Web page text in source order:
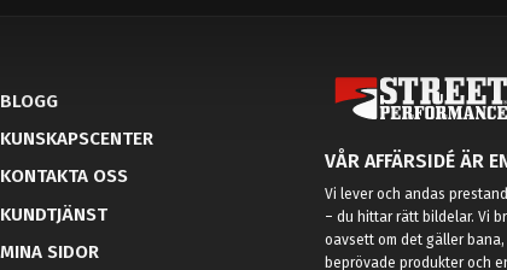
BLOGG
KUNSKAPSCENTER
KONTAKTA OSS
KUNDTJÄNST
MINA SIDOR
VÅR AFFÄRSIDÉ ÄR
Vi lever och andas
– du hittar rätt bildelar. Vi
oavsett om det gäller
beprövade produkter och